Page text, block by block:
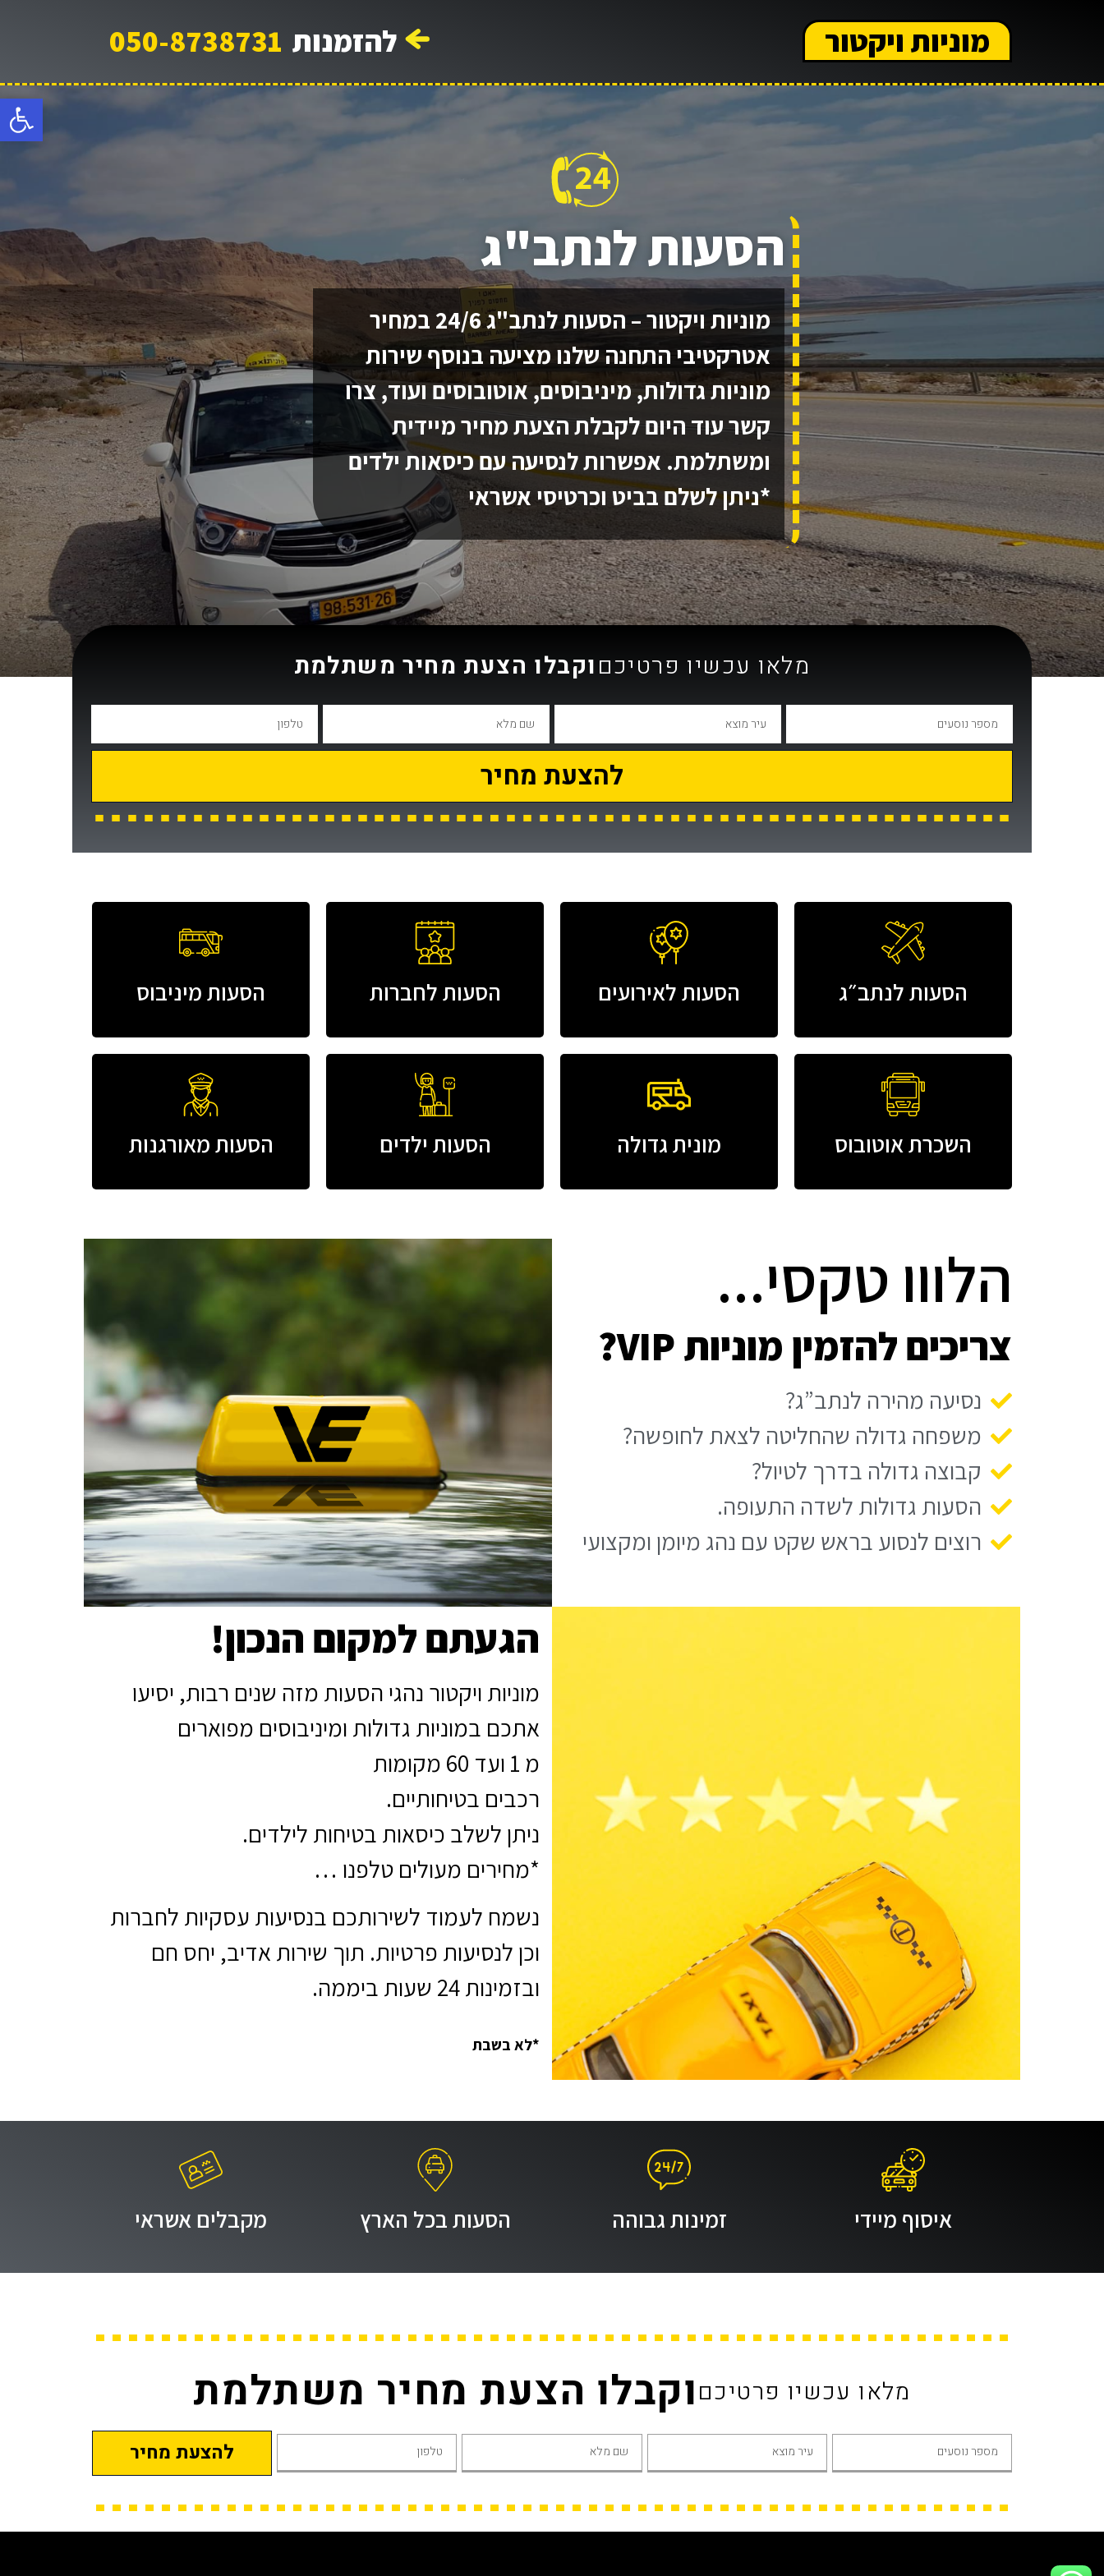
מוניות ויקטור להזמנות 050-8738731
הסעות לנתב"ג
מוניות ויקטור – הסעות לנתב"ג 24/6 במחיר
אטרקטיבי התחנה שלנו מציעה בנוסף שירות
מוניות גדולות, מיניבוסים, אוטובוסים ועוד, צרו
קשר עוד היום לקבלת הצעת מחיר מיידית
ומשתלמת. אפשרות לנסיעה עם כיסאות ילדים
*ניתן לשלם בביט וכרטיסי אשראי
מלאו עכשיו פרטיכםוקבלו הצעת מחיר משתלמת
להצעת מחיר
הסעות לנתב״ג הסעות לאירועים הסעות לחברות הסעות מיניבוס
השכרת אוטובוס מונית גדולה הסעות ילדים הסעות מאורגנות
הלווו טקסי...
צריכים להזמין מוניות VIP?
נסיעה מהירה לנתב”ג?
משפחה גדולה שהחליטה לצאת לחופשה?
קבוצה גדולה בדרך לטיול?
הסעות גדולות לשדה התעופה.
רוצים לנסוע בראש שקט עם נהג מיומן ומקצועי
הגעתם למקום הנכון!
מוניות ויקטור נהגי הסעות מזה שנים רבות, יסיעו
אתכם במוניות גדולות ומיניבוסים מפוארים
מ 1 ועד 60 מקומות
רכבים בטיחותיים.
ניתן לשלב כיסאות בטיחות לילדים.
*מחירים מעולים טלפנו …
נשמח לעמוד לשירותכם בנסיעות עסקיות לחברות
וכן לנסיעות פרטיות. תוך שירות אדיב, יחס חם
ובזמינות 24 שעות ביממה.
*לא בשבת
איסוף מיידי זמינות גבוהה הסעות בכל הארץ מקבלים אשראי
מלאו עכשיו פרטיכםוקבלו הצעת מחיר משתלמת
להצעת מחיר